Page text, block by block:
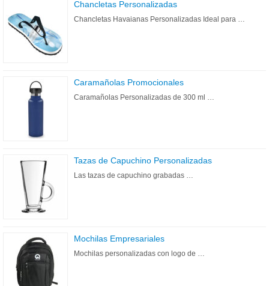
Chancletas Personalizadas
Chancletas Havaianas Personalizadas Ideal para …
Caramañolas Promocionales
Caramañolas Personalizadas de 300 ml …
Tazas de Capuchino Personalizadas
Las tazas de capuchino grabadas …
Mochilas Empresariales
Mochilas personalizadas con logo de …